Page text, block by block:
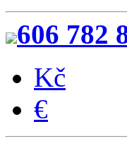
606 782
Kč
€